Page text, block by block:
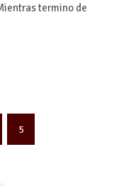
termino de
5